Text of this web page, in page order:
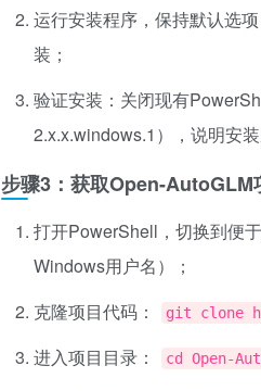
运行安装程序，保持默认选
装；
验证安装：关闭现有
2.x.x.windows.1），说明安装
步骤3：获取Open-AutoGLM
打开PowerShell，切换到便
Windows用户名）；
克隆项目代码：
git clone
进入项目目录：
cd Open-